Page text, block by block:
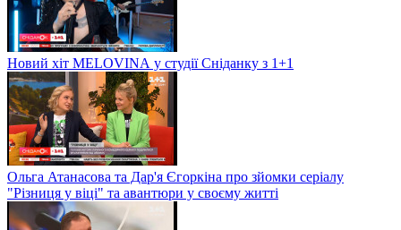
Новий хіт MELOVINА у студії Сніданку з 1+1
Ольга Атанасова та Дар'я Єгоркіна про зйомки серіалу
"Різниця у віці" та авантюри у своєму житті